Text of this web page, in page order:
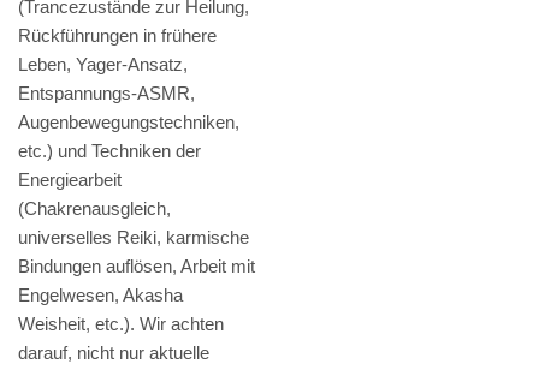
(Trancezustände zur Heilung,
Rückführungen in frühere
Leben, Yager-Ansatz,
Entspannungs-ASMR,
Augenbewegungstechniken,
etc.) und Techniken der
Energiearbeit
(Chakrenausgleich,
universelles Reiki, karmische
Bindungen auflösen, Arbeit mit
Engelwesen, Akasha
Weisheit, etc.). Wir achten
darauf, nicht nur aktuelle